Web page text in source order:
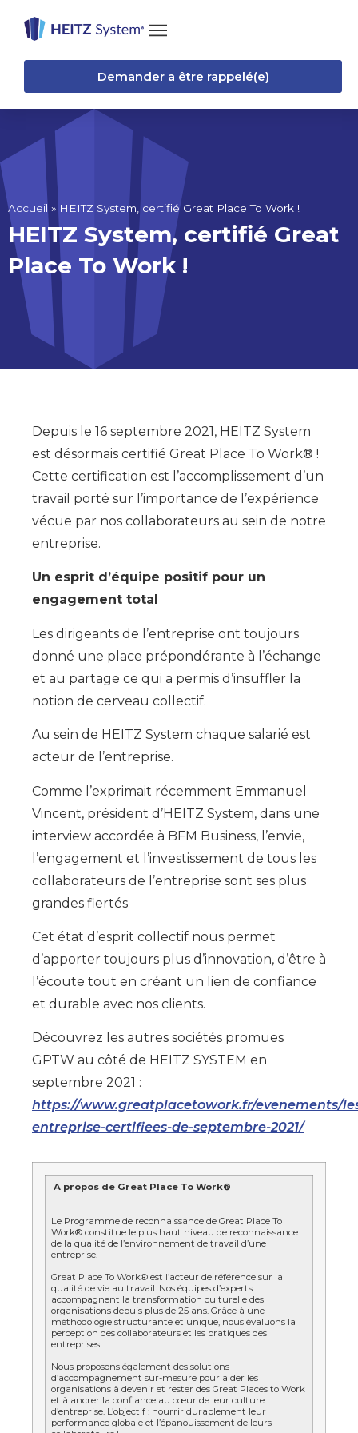
Demander a être rappelé(e)
Accueil » HEITZ System, certifié Great Place To Work !
HEITZ System, certifié Great
Place To Work !
Depuis le 16 septembre 2021, HEITZ System
est désormais certifié Great Place To Work® !
Cette certification est l’accomplissement d’un
travail porté sur l’importance de l’expérience
vécue par nos collaborateurs au sein de notre
entreprise.
Un esprit d’équipe positif pour un
engagement total
Les dirigeants de l’entreprise ont toujours
donné une place prépondérante à l’échange
et au partage ce qui a permis d’insuffler la
notion de cerveau collectif.
Au sein de HEITZ System chaque salarié est
acteur de l’entreprise.
Comme l’exprimait récemment Emmanuel
Vincent, président d’HEITZ System, dans une
interview accordée à BFM Business, l’envie,
l’engagement et l’investissement de tous les
collaborateurs de l’entreprise sont ses plus
grandes fiertés
Cet état d’esprit collectif nous permet
d’apporter toujours plus d’innovation, d’être à
l’écoute tout en créant un lien de confiance
et durable avec nos clients.
Découvrez les autres sociétés promues
GPTW au côté de HEITZ SYSTEM en
septembre 2021 :
https://www.greatplacetowork.fr/evenements/
entreprise-certifiees-de-septembre-2021/
A propos de Great Place To Work®
Le Programme de reconnaissance de Great Place To
Work® constitue le plus haut niveau de reconnaissance
de la qualité de l’environnement de travail d’une
entreprise.
Great Place To Work® est l’acteur de référence sur la
qualité de vie au travail. Nos équipes d’experts
accompagnent la transformation culturelle des
organisations depuis plus de 25 ans. Grâce à une
méthodologie structurante et unique, nous évaluons la
perception des collaborateurs et les pratiques des
entreprises.
Nous proposons également des solutions
d’accompagnement sur-mesure pour aider les
organisations à devenir et rester des Great Places to Work
et à ancrer la confiance au cœur de leur culture
d’entreprise. L’objectif : nourrir durablement leur
performance globale et l’épanouissement de leurs